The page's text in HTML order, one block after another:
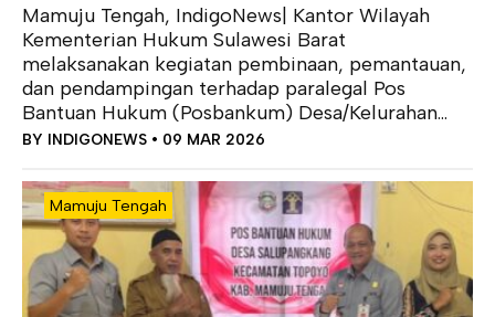
Mamuju Tengah, IndigoNews| Kantor Wilayah
Kementerian Hukum Sulawesi Barat
melaksanakan kegiatan pembinaan, pemantauan,
dan pendampingan terhadap paralegal Pos
Bantuan Hukum (Posbankum) Desa/Kelurahan...
BY INDIGONEWS • 09 MAR 2026
Mamuju Tengah